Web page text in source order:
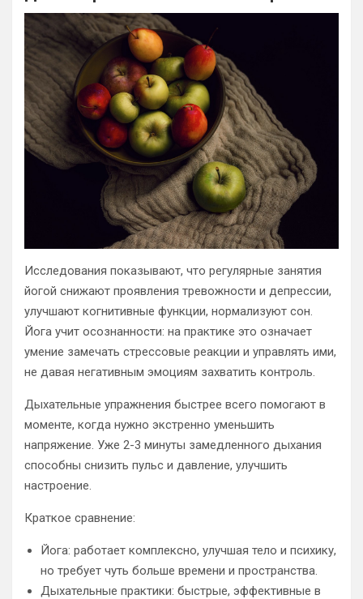
Исследования показывают, что регулярные занятия
йогой снижают проявления тревожности и депрессии,
улучшают когнитивные функции, нормализуют сон.
Йога учит осознанности: на практике это означает
умение замечать стрессовые реакции и управлять ими,
не давая негативным эмоциям захватить контроль.
Дыхательные упражнения быстрее всего помогают в
моменте, когда нужно экстренно уменьшить
напряжение. Уже 2-3 минуты замедленного дыхания
способны снизить пульс и давление, улучшить
настроение.
Краткое сравнение:
Йога: работает комплексно, улучшая тело и психику,
но требует чуть больше времени и пространства.
Дыхательные практики: быстрые, эффективные в